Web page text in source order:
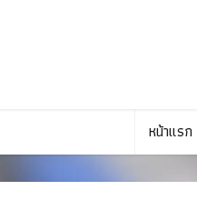
หน้าแรก